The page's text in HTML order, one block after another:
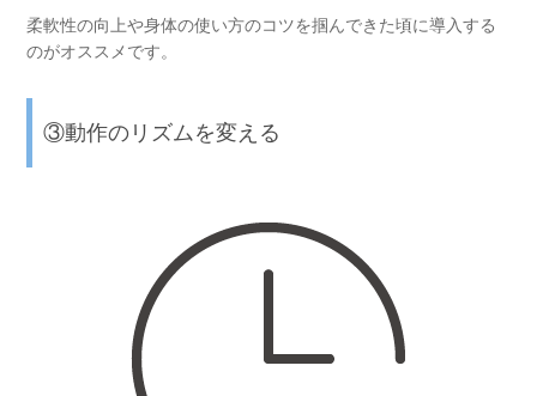
柔軟性の向上や身体の使い方のコツを掴んできた頃に導入する
のがオススメです。
③動作のリズムを変える